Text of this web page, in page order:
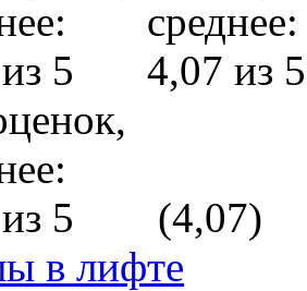
(4,07)
в лифте